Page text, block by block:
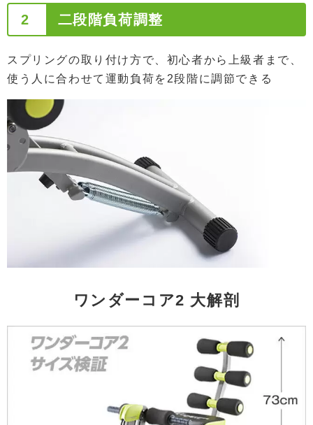
2 二段階負荷調整
スプリングの取り付け方で、初心者から上級者まで、
使う人に合わせて運動負荷を2段階に調節できる
ワンダーコア2 大解剖